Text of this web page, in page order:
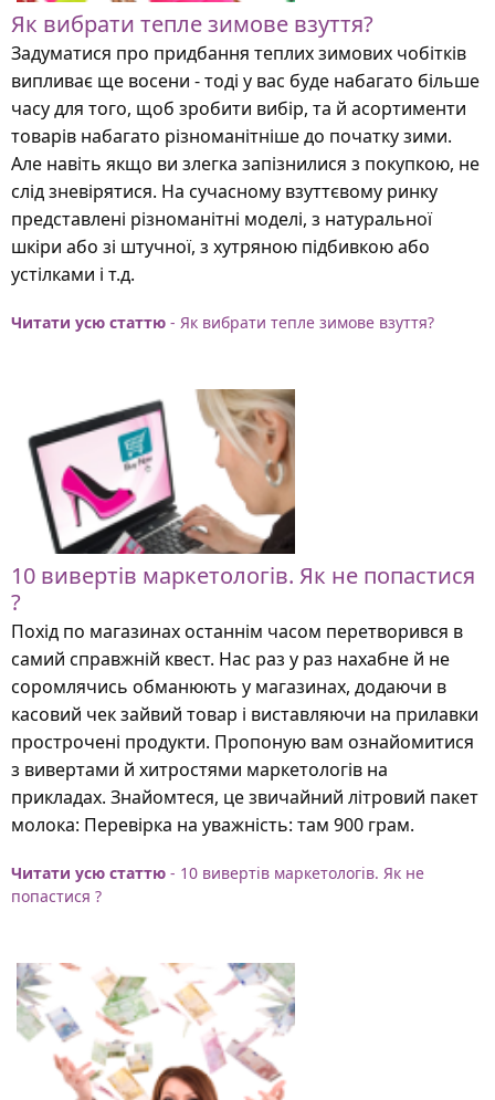
Як вибрати тепле зимове взуття?
Задуматися про придбання теплих зимових чобітків
випливає ще восени - тоді у вас буде набагато більше
часу для того, щоб зробити вибір, та й асортименти
товарів набагато різноманітніше до початку зими.
Але навіть якщо ви злегка запізнилися з покупкою, не
слід зневірятися. На сучасному взуттєвому ринку
представлені різноманітні моделі, з натуральної
шкіри або зі штучної, з хутряною підбивкою або
устілками і т.д.
Читати усю статтю - Як вибрати тепле зимове взуття?
10 вивертів маркетологів. Як не попастися
?
Похід по магазинах останнім часом перетворився в
самий справжній квест. Нас раз у раз нахабне й не
соромлячись обманюють у магазинах, додаючи в
касовий чек зайвий товар і виставляючи на прилавки
прострочені продукти. Пропоную вам ознайомитися
з вивертами й хитростями маркетологів на
прикладах. Знайомтеся, це звичайний літровий пакет
молока: Перевірка на уважність: там 900 грам.
Читати усю статтю - 10 вивертів маркетологів. Як не
попастися ?